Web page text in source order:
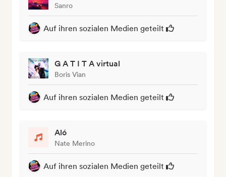
Sanro
Auf ihren sozialen Medien geteilt
G A T I T A virtual
Boris Vian
Auf ihren sozialen Medien geteilt
Aló
Nate Merino
Auf ihren sozialen Medien geteilt